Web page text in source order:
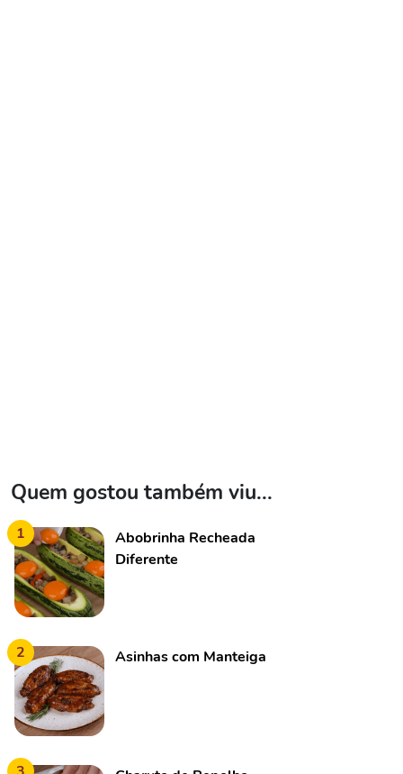
Quem gostou também viu...
1
Abobrinha Recheada
Diferente
2 Asinhas com Manteiga